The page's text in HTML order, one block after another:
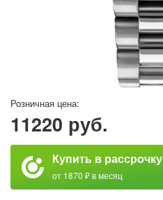
Розничная цена:
11220 руб.
Купить в рассрочку
от 1870 ₽ в месяц